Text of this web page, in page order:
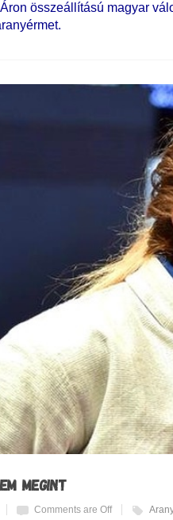
összeállítású magyar
MEGINT
Comments are Off